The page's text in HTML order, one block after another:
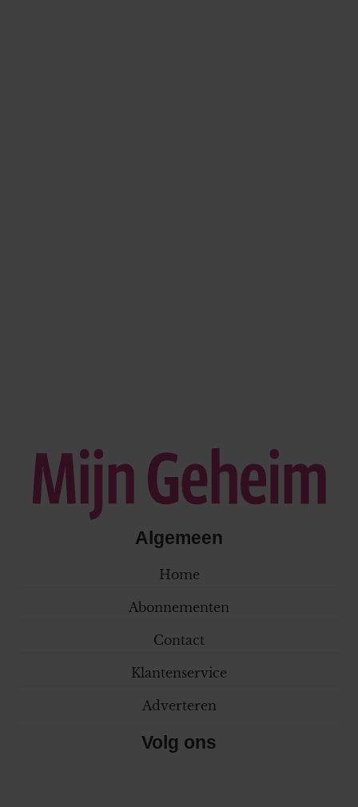
Algemeen
Home
Abonnementen
Contact
Klantenservice
Adverteren
Volg ons